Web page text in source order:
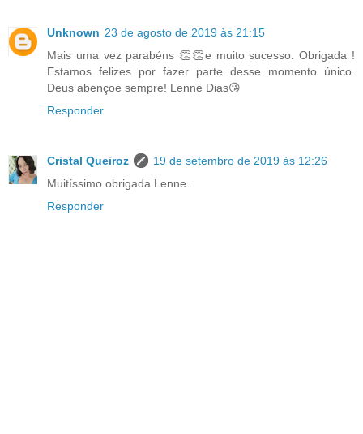
Unknown 23 de agosto de 2019 às 21:15
Mais uma vez parabéns 👏👏e muito sucesso. Obrigada !
Estamos felizes por fazer parte desse momento único.
Deus abençoe sempre! Lenne Dias😘
Responder
Cristal Queiroz
19 de setembro de 2019 às 12:26
Muitíssimo obrigada Lenne.
Responder